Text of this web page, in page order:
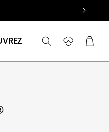
connecter
Panier